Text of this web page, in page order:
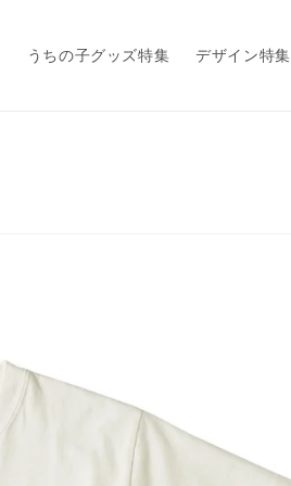
うちの子グッズ特集 デザイン特集